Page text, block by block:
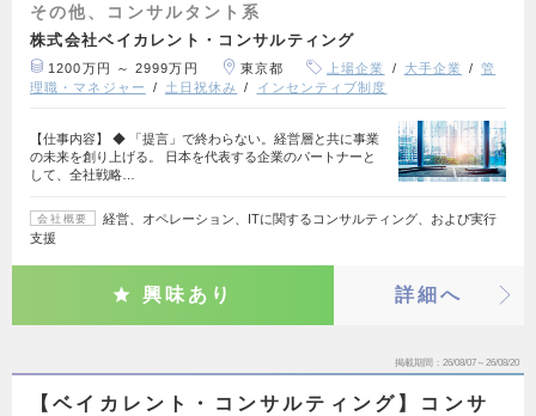
その他、コンサルタント系
株式会社ベイカレント・コンサルティング
1200万円 ～ 2999万円 東京都 上場企業 大手企業
管
理職・マネジャー
土日祝休み インセンティブ制度
【仕事内容】 ◆ 「提言」で終わらない。経営層と共に事業
の未来を創り上げる。 日本を代表する企業のパートナーと
して、全社戦略…
会社概要
経営、オペレーション、ITに関するコンサルティング、および実行
支援
興味あり 詳細へ
掲載期間 26/08/07～26/08/20
【ベイカレント・コンサルティング】コンサ